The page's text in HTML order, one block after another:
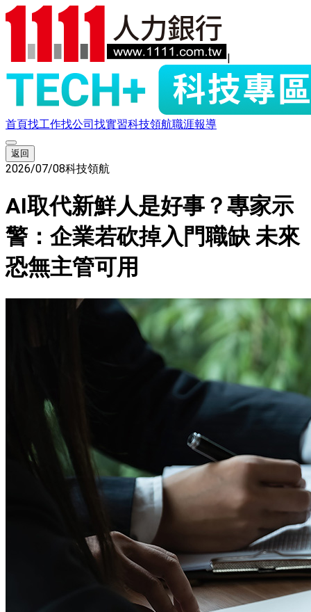
|
首頁找工作找公司找實習科技領航職涯報導
返回
2026/07/08科技領航
AI取代新鮮人是好事？專家示
警：企業若砍掉入門職缺 未來
恐無主管可用